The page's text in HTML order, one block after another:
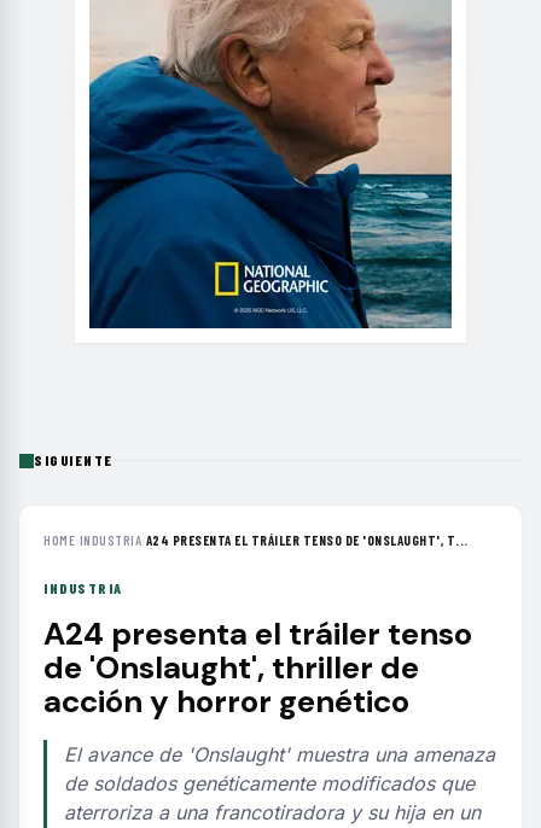
SIGUIENTE
HOME›INDUSTRIA›A24 PRESENTA EL TRÁILER TENSO DE 'ONSLAUGHT', T...
INDUSTRIA
A24 presenta el tráiler tenso
de 'Onslaught', thriller de
acción y horror genético
El avance de 'Onslaught' muestra una amenaza
de soldados genéticamente modificados que
aterroriza a una francotiradora y su hija en un